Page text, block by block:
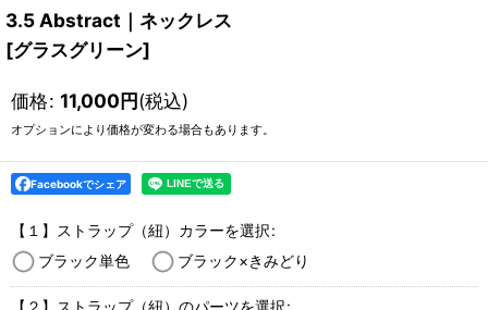
3.5 Abstract｜ネックレス
[グラスグリーン]
価格: 11,000円(税込)
オプションにより価格が変わる場合もあります。
Facebookでシェア
【１】ストラップ（紐）カラーを選択:
ブラック単色
ブラック×きみどり